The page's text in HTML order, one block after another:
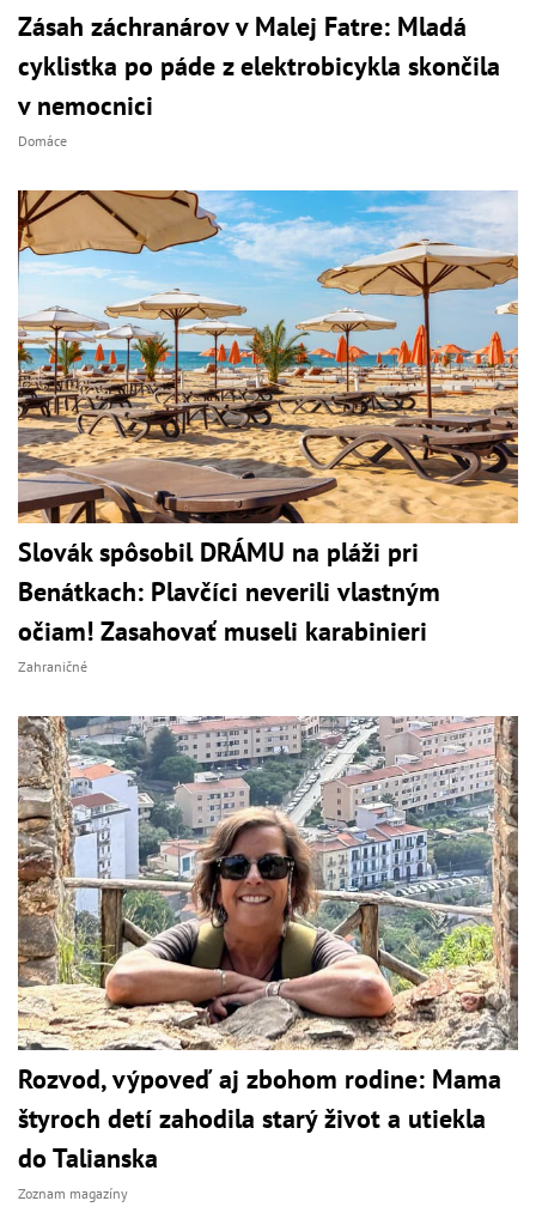
Zásah záchranárov v Malej Fatre: Mladá
cyklistka po páde z elektrobicykla skončila
v nemocnici
Domáce
Slovák spôsobil DRÁMU na pláži pri
Benátkach: Plavčíci neverili vlastným
očiam! Zasahovať museli karabinieri
Zahraničné
Rozvod, výpoveď aj zbohom rodine: Mama
štyroch detí zahodila starý život a utiekla
do Talianska
Zoznam magazíny